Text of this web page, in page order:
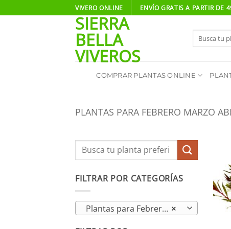
al
VIVERO ONLINE ENVÍO GRATIS A PARTIR DE
SIERRA
BELLA
VIVEROS
Buscar
COMPRAR PLANTAS ONLINE
PLANTAS PARA FEBRERO MARZO
FILTRAR POR CATEGORÍAS
×
Plantas para Febrero Marzo Abril